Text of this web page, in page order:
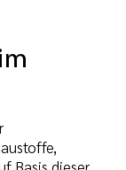
Basis dieser